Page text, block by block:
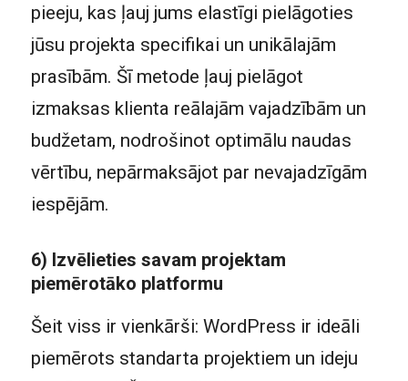
pieeju, kas ļauj jums elastīgi pielāgoties
jūsu projekta specifikai un unikālajām
prasībām. Šī metode ļauj pielāgot
izmaksas klienta reālajām vajadzībām un
budžetam, nodrošinot optimālu naudas
vērtību, nepārmaksājot par nevajadzīgām
iespējām.
6) Izvēlieties savam projektam
piemērotāko platformu
Šeit viss ir vienkārši: WordPress ir ideāli
piemērots standarta projektiem un ideju